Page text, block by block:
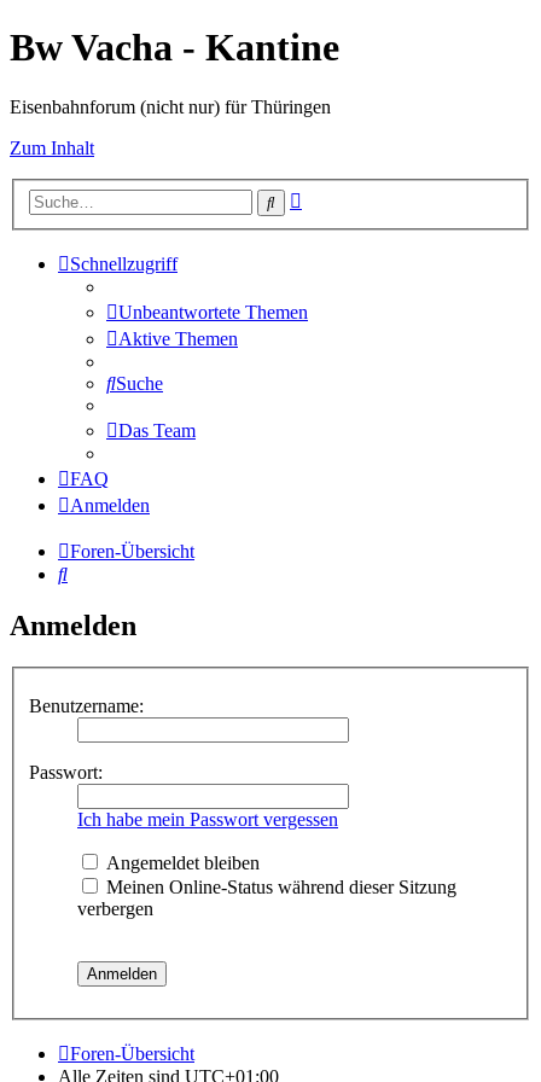
Bw Vacha - Kantine
Eisenbahnforum (nicht nur) für Thüringen
Zum Inhalt
Suche
Schnellzugriff
Unbeantwortete Themen
Aktive Themen
Suche
Das Team
FAQ
Anmelden
Foren-Übersicht
Suche
Anmelden
Benutzername:
Passwort:
Ich habe mein Passwort vergessen
Angemeldet bleiben
Meinen Online-Status während dieser Sitzung
verbergen
Foren-Übersicht
Alle Zeiten sind UTC+01:00